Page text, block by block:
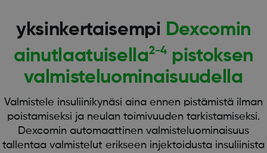
yksinkertaisempi Dexcomin
ainutlaatuisella2-4 pistoksen
valmisteluominaisuudella
Valmistele insuliinikynäsi aina ennen pistämistä ilman
poistamiseksi ja neulan toimivuuden tarkistamiseksi.
Dexcomin automaattinen valmisteluominaisuus
tallentaa valmistelut erikseen injektoidusta insuliinista